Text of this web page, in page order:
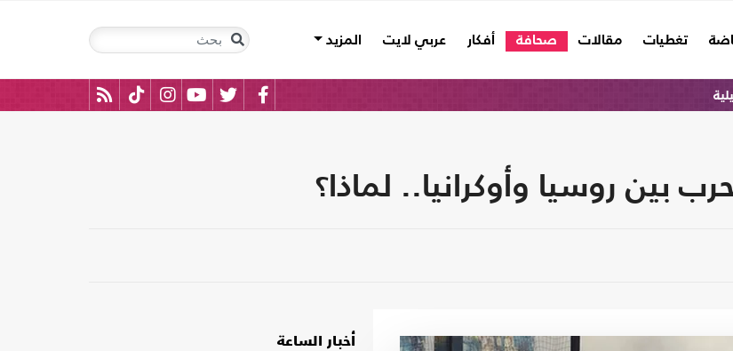
تغطيات مقالات صحافة أفكار عربي لايت المزيد
روسيا وأوكرانيا.. لماذا؟
أخبار الساعة